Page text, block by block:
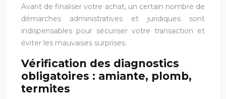
Avant de finaliser votre achat, un certain nombre de
démarches administratives et juridiques sont
indispensables pour sécuriser votre transaction et
éviter les mauvaises surprises.
Vérification des diagnostics
obligatoires : amiante, plomb,
termites